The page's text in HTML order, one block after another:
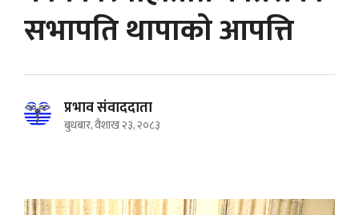
सभापति थापाकाे आपत्ति
प्रभाव संवाददाता
बुधबार, वैशाख २३, २०८३